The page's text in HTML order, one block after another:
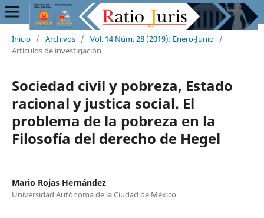
Inicio / Archivos / Vol. 14 Núm. 28 (2019): Enero-Junio /
Artículos de investigación
Sociedad civil y pobreza, Estado
racional y justica social. El
problema de la pobreza en la
Filosofía del derecho de Hegel
Mario Rojas Hernández
Universidad Autónoma de la Ciudad de México